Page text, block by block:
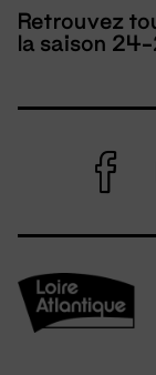
Retrouvez
la saison